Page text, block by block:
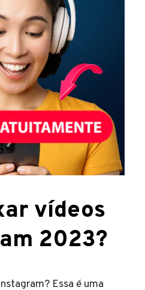
vídeos
2023?
Essa é uma